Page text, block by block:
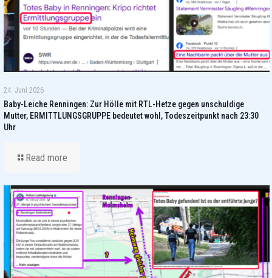
24. Juni 2026
Baby-Leiche Renningen: Zur Hölle mit RTL-Hetze gegen unschuldige
Mutter, ERMITTLUNGSGRUPPE bedeutet wohl, Todeszeitpunkt nach 23:30
Uhr
Read more